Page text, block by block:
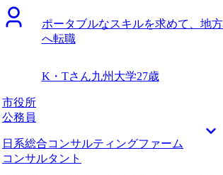
職を成功させることで恩返ししようと頑
チをしながらいいエージェントさんに巡
ァームへの転職においては、業界特化の
豊富でした。MyVisionさんでとても良い
す。 現職で忙しい時期に転職活動をして
んは少ない時間で要点を凝縮してアドバイ
えることができました。 転職前は年収550
た。 ユーザーヒアリング以外で、今まで
かったので、楽しみなこともある反面、成
れています。中長期的なことはあまり考え
をしようと思いました。 上流のSIerへの
でいました。年収をアップさせたいと考
込めて、さらに自分の中長期的なキャリア
まfacebook広告でMyVisionさんのことを知
ろ、SIerとITコンサルタントの違いについ
もらいました。 最初に相談したとき、私は
ングファームか決めかねていたのですが、
ファームを勧めることはせず、私の決断
くれました。そのこともあり、大久保さん
ポートをしてくれると感じ、MyVisionさん
ポータブルなスキルを求めて、地
へ転職
K・Tさん九州大学27歳
市役所
公務員
日系総合コンサルティングファーム
コンサルタント